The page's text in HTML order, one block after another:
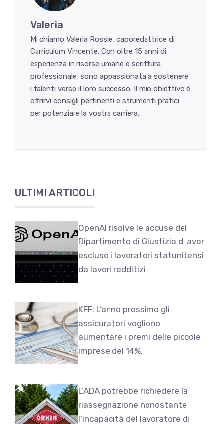
Valeria
Mi chiamo Valeria Rossie, caporedattrice di
Curriculum Vincente. Con oltre 15 anni di
esperienza in risorse umane e scrittura
professionale, sono appassionata a sostenere
i talenti verso il loro successo. Il mio obiettivo è
offrirvi consigli pertinenti e strumenti pratici
per potenziare la vostra carriera.
ULTIMI ARTICOLI
OpenAI risolve le accuse del
Dipartimento di Giustizia di aver
escluso i lavoratori statunitensi
da lavori redditizi
KFF: L’anno prossimo gli
assicuratori vogliono
aumentare i premi delle piccole
imprese del 14%.
L’ADA potrebbe richiedere la
riassegnazione nonostante
l’incapacità del lavoratore di